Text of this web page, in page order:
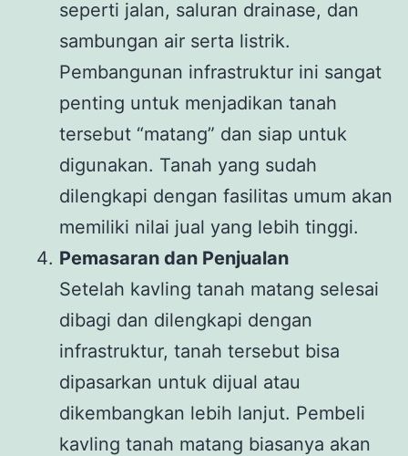
seperti jalan, saluran drainase, dan
sambungan air serta listrik.
Pembangunan infrastruktur ini sangat
penting untuk menjadikan tanah
tersebut “matang” dan siap untuk
digunakan. Tanah yang sudah
dilengkapi dengan fasilitas umum akan
memiliki nilai jual yang lebih tinggi.
Pemasaran dan Penjualan
Setelah kavling tanah matang selesai
dibagi dan dilengkapi dengan
infrastruktur, tanah tersebut bisa
dipasarkan untuk dijual atau
dikembangkan lebih lanjut. Pembeli
kavling tanah matang biasanya akan